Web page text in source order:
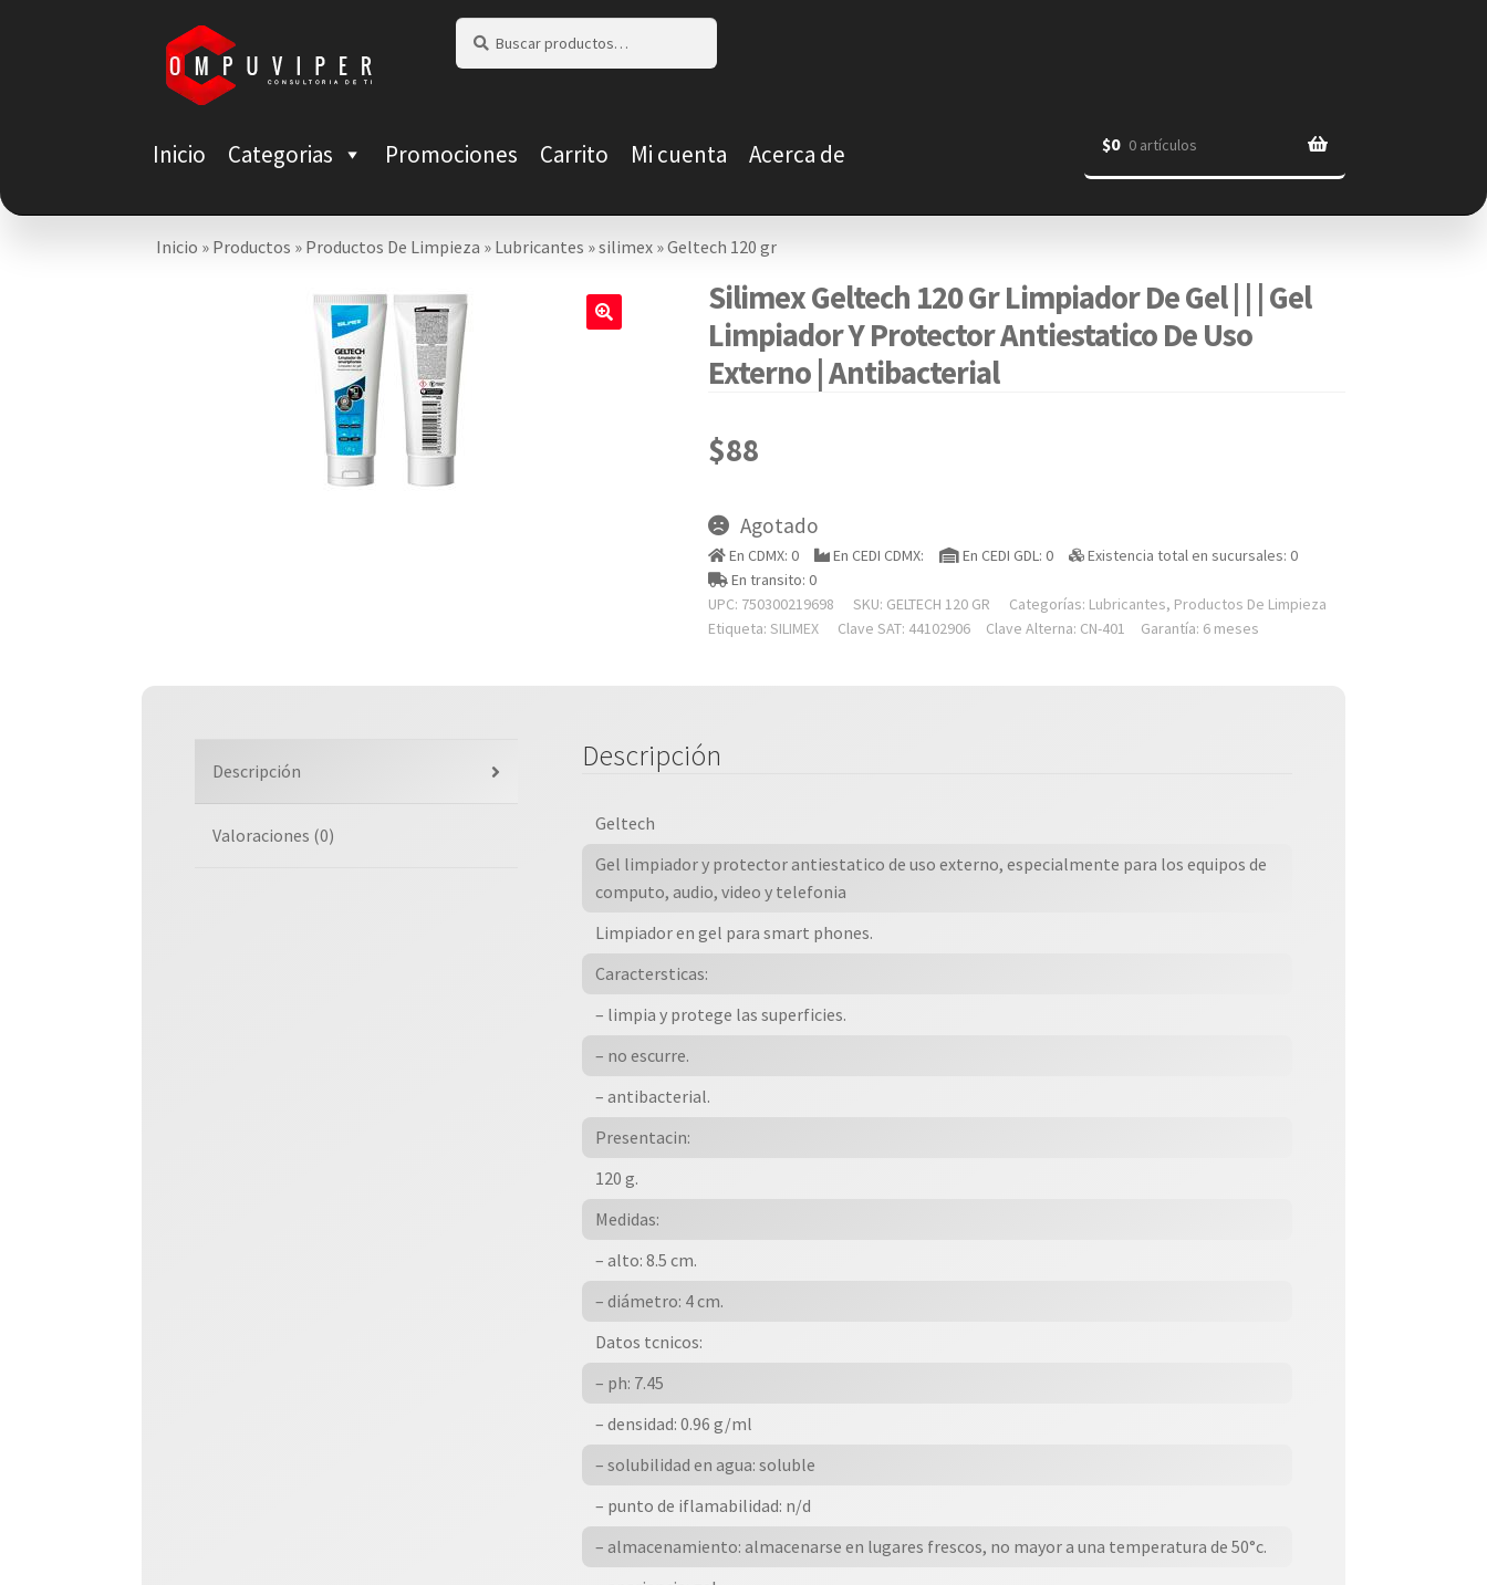
Saltar
navegación
contenido
Buscar
por:
Buscar
Inicio Categorias Promociones Carrito Mi cuenta Acerca de $0 0 artículos
Inicio » Productos » Productos De Limpieza » Lubricantes »silimex»Geltech 120 gr
Silimex Geltech 120 Gr Limpiador De Gel | | | Gel
Limpiador Y Protector Antiestatico De Uso
Externo | Antibacterial
$88
Agotado
En CDMX: 0 En CEDI CDMX: En CEDI GDL: 0
Existencia total en sucursales: 0
En transito: 0
UPC: 750300219698
SKU: GELTECH 120 GR Categorías: Lubricantes, Productos De Limpieza
Etiqueta: SILIMEX Clave SAT: 44102906 Clave Alterna: CN-401 Garantía: 6 meses
Descripción
Valoraciones (0)
Descripción
Geltech
Gel limpiador y protector antiestatico de uso externo, especialmente para los equipos de
computo, audio, video y telefonia
Limpiador en gel para smart phones.
Caractersticas:
– limpia y protege las superficies.
– no escurre.
– antibacterial.
Presentacin:
120 g.
Medidas:
– alto: 8.5 cm.
– diámetro: 4 cm.
Datos tcnicos:
– ph: 7.45
– densidad: 0.96 g/ml
– solubilidad en agua: soluble
– punto de iflamabilidad: n/d
– almacenamiento: almacenarse en lugares frescos, no mayor a una temperatura de 50°c.